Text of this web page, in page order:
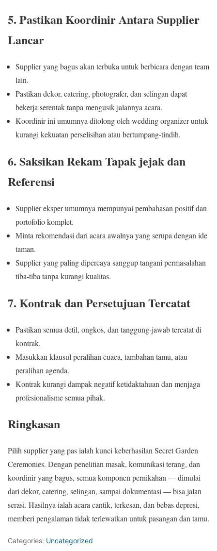
5. Pastikan Koordinir Antara Supplier
Lancar
Supplier yang bagus akan terbuka untuk berbicara dengan team
lain.
Pastikan dekor, catering, photografer, dan selingan dapat
bekerja serentak tanpa mengusik jalannya acara.
Koordinir ini umumnya ditolong oleh wedding organizer untuk
kurangi kekuatan perselisihan atau bertumpang-tindih.
6. Saksikan Rekam Tapak jejak dan
Referensi
Supplier eksper umumnya mempunyai pembahasan positif dan
portofolio komplet.
Minta rekomendasi dari acara awalnya yang serupa dengan ide
taman.
Supplier yang paling dipercaya sanggup tangani permasalahan
tiba-tiba tanpa kurangi kualitas.
7. Kontrak dan Persetujuan Tercatat
Pastikan semua detil, ongkos, dan tanggung-jawab tercatat di
kontrak.
Masukkan klausul peralihan cuaca, tambahan tamu, atau
peralihan agenda.
Kontrak kurangi dampak negatif ketidaktahuan dan menjaga
profesionalisme semua pihak.
Ringkasan
Pilih supplier yang pas ialah kunci keberhasilan Secret Garden
Ceremonies. Dengan penelitian masak, komunikasi terang, dan
koordinir yang bagus, semua komponen pernikahan — dimulai
dari dekor, catering, selingan, sampai dokumentasi — bisa jalan
serasi. Hasilnya ialah acara cantik, terkesan, dan bebas depresi,
memberi pengalaman tidak terlewatkan untuk pasangan dan tamu.
Categories: Uncategorized